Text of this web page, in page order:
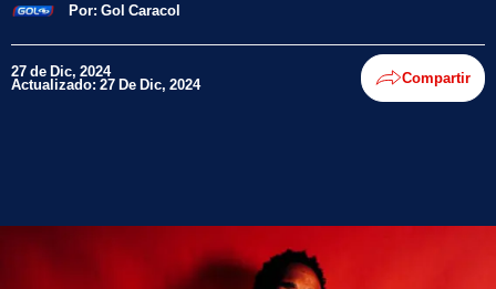
Por: Gol Caracol
27 de Dic, 2024
Actualizado: 27 De Dic, 2024 Compartir